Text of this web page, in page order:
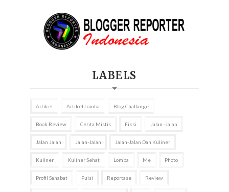
LABELS
Artikel Artikel Lomba Blog Challange
Book Review Cerita Mistis Fiksi Jalan -jalan
Jalan Jalan Jalan-Jalan Jalan-Jalan Dan Kuliner
Kuliner Kuliner Sehat Lomba Me Photo
Profil Sahabat Puisi Reportase Review